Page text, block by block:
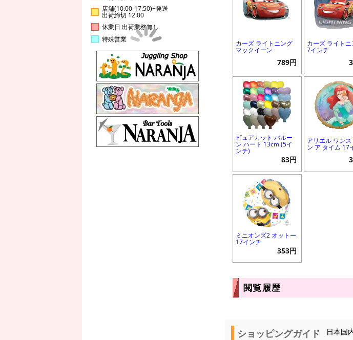
店舗(10:00-17:50)+発送
出荷締切 12:00
休業日 出荷業務無し
特殊営業
カーズ ライトニング
マックイーン
789円
カーズ ライトニ
7インチ
ピュアカット バルー
ン ハート 13cm (5イ
ンチ)
83円
アリエル ワン
ン ア タイム 17
ミニオンズ2 オットー
17インチ
353円
閲覧履歴
ショッピングガイド 日本国